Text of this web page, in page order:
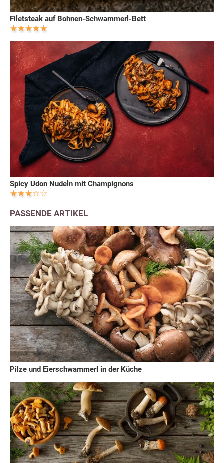
Filetsteak auf Bohnen-Schwammerl-Bett
Spicy Udon Nudeln mit Champignons
PASSENDE ARTIKEL
Pilze und Eierschwammerl in der Küche